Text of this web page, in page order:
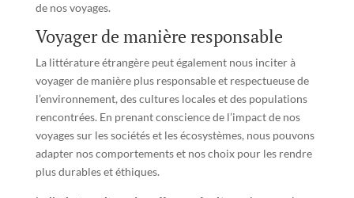
de nos voyages.
Voyager de manière responsable
La littérature étrangère peut également nous inciter à
voyager de manière plus responsable et respectueuse de
l’environnement, des cultures locales et des populations
rencontrées. En prenant conscience de l’impact de nos
voyages sur les sociétés et les écosystèmes, nous pouvons
adapter nos comportements et nos choix pour les rendre
plus durables et éthiques.